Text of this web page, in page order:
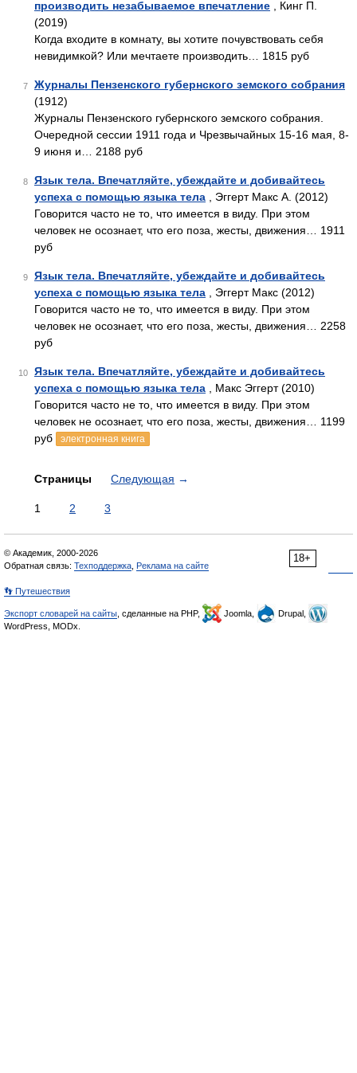
производить незабываемое впечатление , Кинг П.
(2019)
Когда входите в комнату, вы хотите почувствовать себя
невидимкой? Или мечтаете производить… 1815 руб
7
Журналы Пензенского губернского земского собрания
(1912)
Журналы Пензенского губернского земского собрания.
Очередной сессии 1911 года и Чрезвычайных 15-16 мая, 8-
9 июня и… 2188 руб
8
Язык тела. Впечатляйте, убеждайте и добивайтесь
успеха с помощью языка тела , Эггерт Макс А. (2012)
Говорится часто не то, что имеется в виду. При этом
человек не осознает, что его поза, жесты, движения… 1911
руб
9
Язык тела. Впечатляйте, убеждайте и добивайтесь
успеха с помощью языка тела , Эггерт Макс (2012)
Говорится часто не то, что имеется в виду. При этом
человек не осознает, что его поза, жесты, движения… 2258
руб
10
Язык тела. Впечатляйте, убеждайте и добивайтесь
успеха с помощью языка тела , Макс Эггерт (2010)
Говорится часто не то, что имеется в виду. При этом
человек не осознает, что его поза, жесты, движения… 1199
руб
электронная книга
Страницы Следующая →
1 2 3
18+
© Академик, 2000-2026
Обратная связь: Техподдержка Реклама на сайте
👣 Путешествия
Экспорт словарей на сайты , сделанные на PHP, Joomla,
Drupal,
WordPress, MODx.